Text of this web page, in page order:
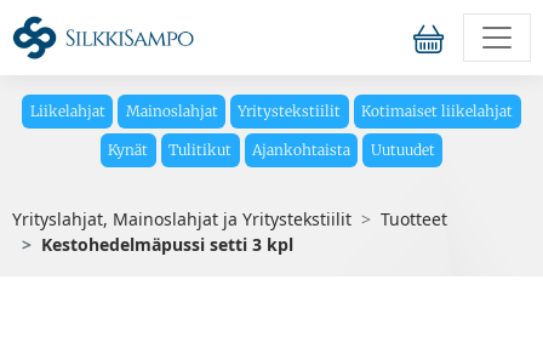
Liikelahjat Mainoslahjat Yritystekstiilit Kotimaiset liikelahjat
Kynät Tulitikut Ajankohtaista Uutuudet
Yrityslahjat, Mainoslahjat ja Yritystekstiilit
Tuotteet
Kestohedelmäpussi setti 3 kpl